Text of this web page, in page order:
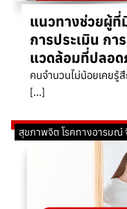
แนวทางช่วยผู้ที่
การประเมิน กา
แวดล้อมที่ปลอด
คนจำนวนไม่น้อยเคยรู้
[…]
สุขภาพจิต โรคทางอารมณ์